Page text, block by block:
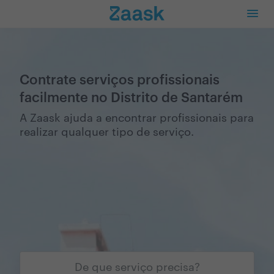
Contrate serviços profissionais
facilmente no Distrito de Santarém
A Zaask ajuda a encontrar profissionais para
realizar qualquer tipo de serviço.